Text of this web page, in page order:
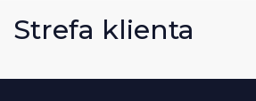
Strefa klienta